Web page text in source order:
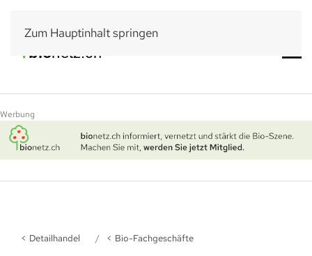
Zum Hauptinhalt springen
Werbung
Detailhandel
Bio-Fachgeschäfte